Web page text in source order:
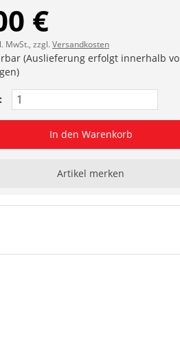
€
MwSt., zzgl.Versandkosten
(Auslieferung erfolgt innerhalb
In den Warenkorb
Artikel merken